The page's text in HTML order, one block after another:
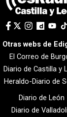
Otras webs de
El Correo de
Diario de Castilla y
Heraldo-Diario de
Diario de León
Diario de